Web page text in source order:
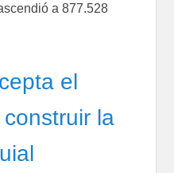
a 877.528
el
la